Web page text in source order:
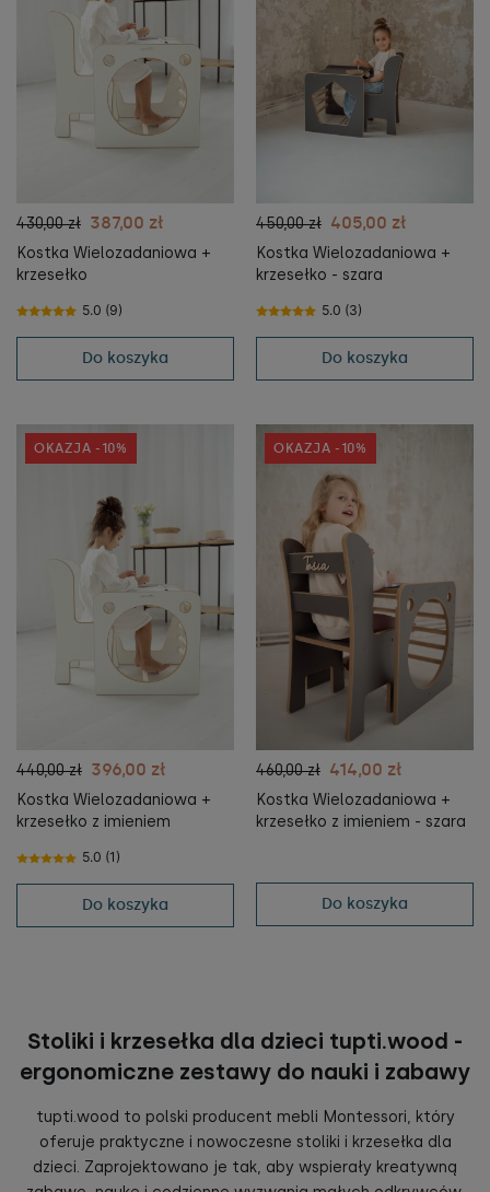
430,00 zł 387,00 zł
Kostka Wielozadaniowa +
krzesełko
5.0 (9)
Do koszyka
450,00 zł 405,00 zł
Kostka Wielozadaniowa +
krzesełko - szara
5.0 (3)
Do koszyka
440,00 zł 396,00 zł
Kostka Wielozadaniowa +
krzesełko z imieniem
5.0 (1)
Do koszyka
OKAZJA -10%
460,00 zł 414,00 zł
Kostka Wielozadaniowa +
krzesełko z imieniem - szara
Do koszyka
OKAZJA -10%
Stoliki i krzesełka dla dzieci tupti.wood -
ergonomiczne zestawy do nauki i zabawy
tupti.wood to polski producent mebli Montessori, który
oferuje praktyczne i nowoczesne stoliki i krzesełka dla
dzieci. Zaprojektowano je tak, aby wspierały kreatywną